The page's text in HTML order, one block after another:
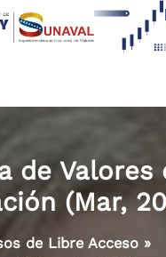
de Valores
(Mar,
de Libre Acceso»